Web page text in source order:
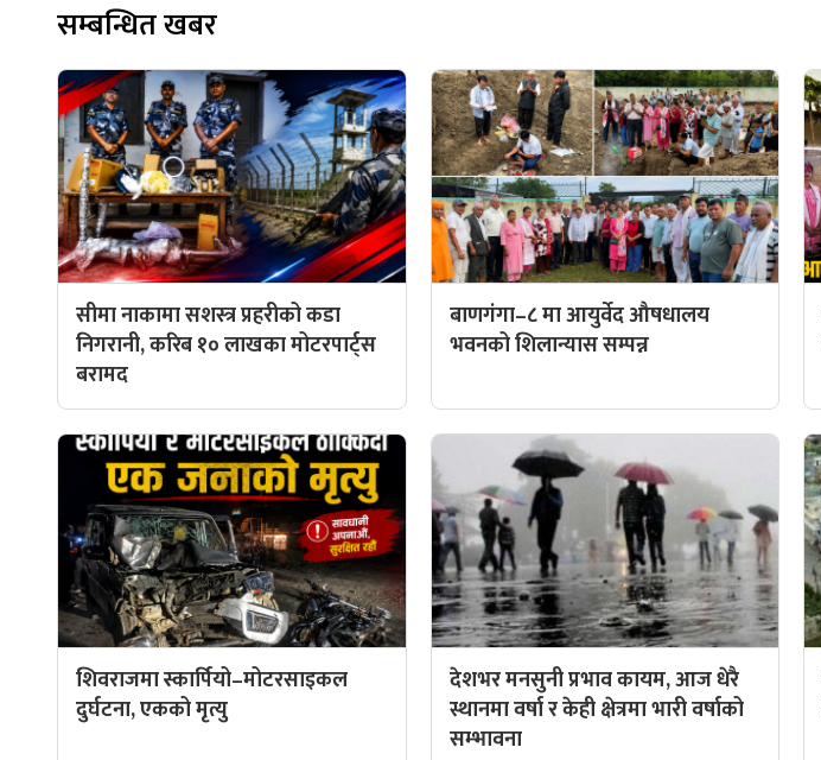
सम्बन्धित खबर
सीमा नाकामा सशस्त्र प्रहरीको कडा
निगरानी, करिब १० लाखका मोटरपार्ट्स
बरामद
बाणगंगा–८ मा आयुर्वेद औषधालय
भवनको शिलान्यास सम्पन्न
शिवराजमा स्कार्पियो–मोटरसाइकल
दुर्घटना, एकको मृत्यु
देशभर मनसुनी प्रभाव कायम, आज धेरै
स्थानमा वर्षा र केही क्षेत्रमा भारी वर्षाको
सम्भावना